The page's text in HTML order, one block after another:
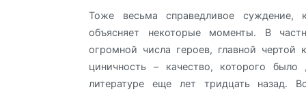
Тоже весьма справедливое суждение,
объясняет некоторые моменты. В
огромной числа героев, главной чертой
циничность – качество, которого
литературе еще лет тридцать назад.